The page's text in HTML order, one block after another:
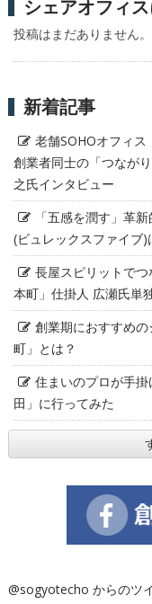
シェアオフィ
投稿はまだありません。
新着記事
老舗SOHOオフィス
創業者同士の「つなが
之氏インタビュー
「五感を潤す」革
(ビュレックスファイブ
長屋スピリットで
本町」仕掛人 広瀬氏単
創業期におすすめ
町」とは？
住まいのプロが手
田」に行ってみた
@sogyotecho からのツ